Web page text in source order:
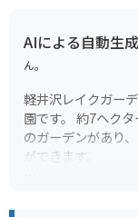
AIによる自動生
ん。
軽井沢レイクガー
園です。 約7ヘクタールの広大な敷地内には、風格の異なる8つ
のガーデンがあり
ができます。